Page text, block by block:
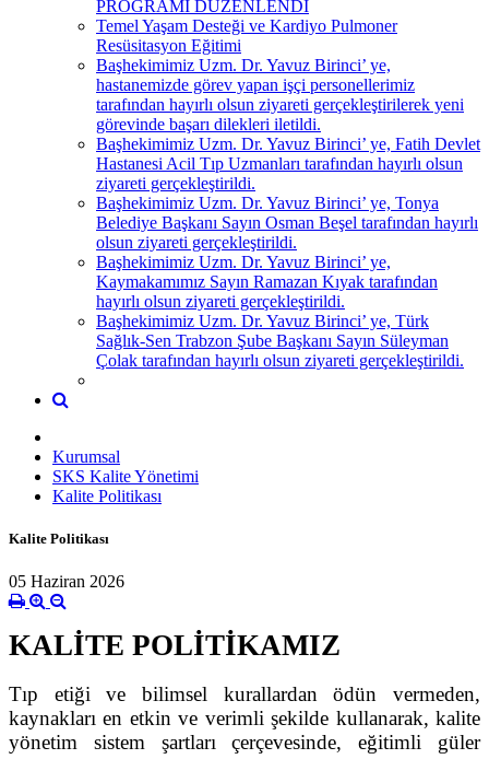
PROGRAMI DÜZENLENDİ
Temel Yaşam Desteği ve Kardiyo Pulmoner
Resüsitasyon Eğitimi
Başhekimimiz Uzm. Dr. Yavuz Birinci’ ye,
hastanemizde görev yapan işçi personellerimiz
tarafından hayırlı olsun ziyareti gerçekleştirilerek yeni
görevinde başarı dilekleri iletildi.
Başhekimimiz Uzm. Dr. Yavuz Birinci’ ye, Fatih Devlet
Hastanesi Acil Tıp Uzmanları tarafından hayırlı olsun
ziyareti gerçekleştirildi.
Başhekimimiz Uzm. Dr. Yavuz Birinci’ ye, Tonya
Belediye Başkanı Sayın Osman Beşel tarafından hayırlı
olsun ziyareti gerçekleştirildi.
Başhekimimiz Uzm. Dr. Yavuz Birinci’ ye,
Kaymakamımız Sayın Ramazan Kıyak tarafından
hayırlı olsun ziyareti gerçekleştirildi.
Başhekimimiz Uzm. Dr. Yavuz Birinci’ ye, Türk
Sağlık-Sen Trabzon Şube Başkanı Sayın Süleyman
Çolak tarafından hayırlı olsun ziyareti gerçekleştirildi.
Kurumsal
SKS Kalite Yönetimi
Kalite Politikası
Kalite Politikası
05 Haziran 2026
KALİTE POLİTİKAMIZ
Tıp etiği ve bilimsel kurallardan ödün vermeden,
kaynakları en etkin ve verimli şekilde kullanarak, kalite
yönetim sistem şartları çerçevesinde, eğitimli güler